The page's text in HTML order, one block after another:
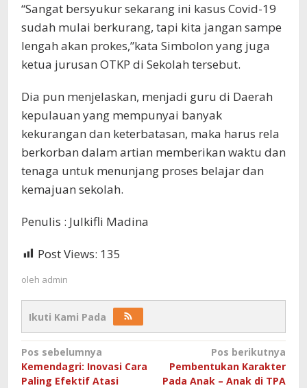
“Sangat bersyukur sekarang ini kasus Covid-19
sudah mulai berkurang, tapi kita jangan sampe
lengah akan prokes,”kata Simbolon yang juga
ketua jurusan OTKP di Sekolah tersebut.
Dia pun menjelaskan, menjadi guru di Daerah
kepulauan yang mempunyai banyak
kekurangan dan keterbatasan, maka harus rela
berkorban dalam artian memberikan waktu dan
tenaga untuk menunjang proses belajar dan
kemajuan sekolah.
Penulis : Julkifli Madina
Post Views: 135
oleh admin
Ikuti Kami Pada
Navigasi
pos
Pos sebelumnya
Kemendagri: Inovasi Cara
Paling Efektif Atasi
Pos berikutnya
Pembentukan Karakter
Pada Anak – Anak di TPA